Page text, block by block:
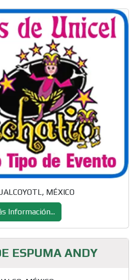
MÉXICO
Información...
ESPUMA ANDY